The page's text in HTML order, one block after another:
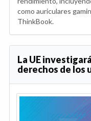
como auriculares
ThinkBook.
La UE
derechos de los